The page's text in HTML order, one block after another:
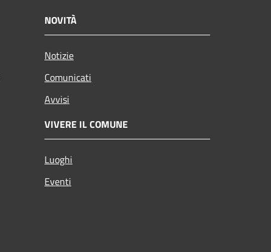
NOVITÀ
Notizie
Comunicati
Avvisi
VIVERE IL COMUNE
Luoghi
Eventi